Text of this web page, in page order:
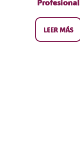
Profesional
LEER MÁS